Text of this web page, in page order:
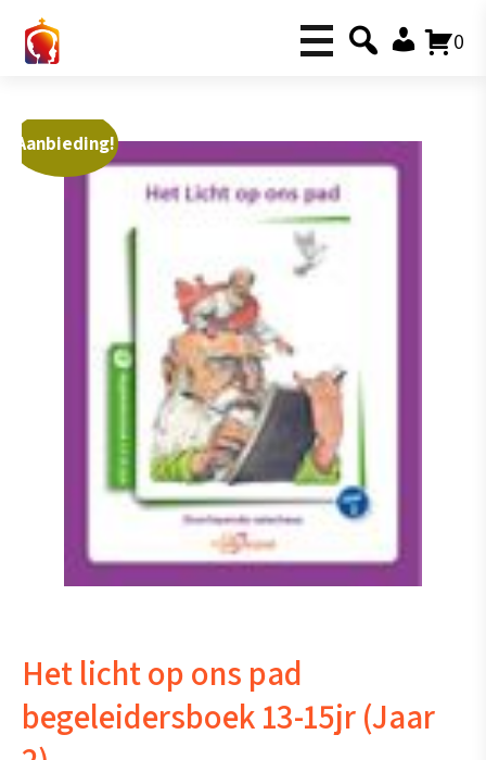
0
Aanbieding!
Het licht op ons pad
begeleidersboek 13-15jr (Jaar